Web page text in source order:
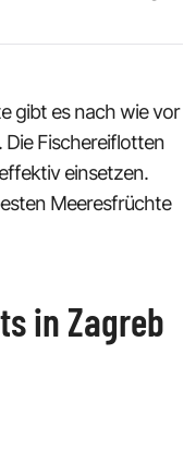
gibt es nach wie vor
Fischereiflotten
einsetzen.
Meeresfrüchte
in Zagreb